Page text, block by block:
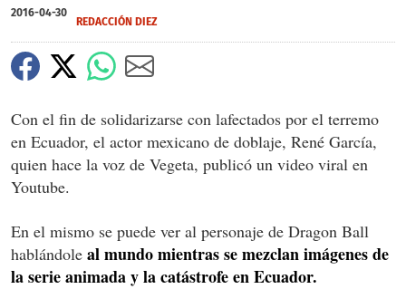
2016-04-30
REDACCIÓN DIEZ
Con el fin de solidarizarse con lafectados por el terremo
en Ecuador, el actor mexicano de doblaje, René García,
quien hace la voz de Vegeta, publicó un video viral en
Youtube.
En el mismo se puede ver al personaje de Dragon Ball
hablándole al mundo mientras se mezclan imágenes de
la serie animada y la catástrofe en Ecuador.